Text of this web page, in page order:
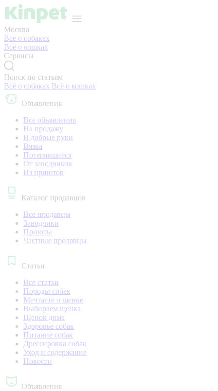
Москва
Всё о собаках
Всё о кошках
Сервисы
Поиск по статьям
Всё о собаках Всё о кошках
Объявления
Все объявления
На продажу
В добрые руки
Вязка
Потерявшиеся
От заводчиков
Из приютов
Каталог продавцов
Все продавцы
Заводчики
Приюты
Частные продавцы
Статьи
Все статьи
Породы собак
Мечтаете о щенке
Выбираем щенка
Щенок дома
Здоровье собак
Питание собак
Дрессировка собак
Уход и содержание
Новости
Объявления